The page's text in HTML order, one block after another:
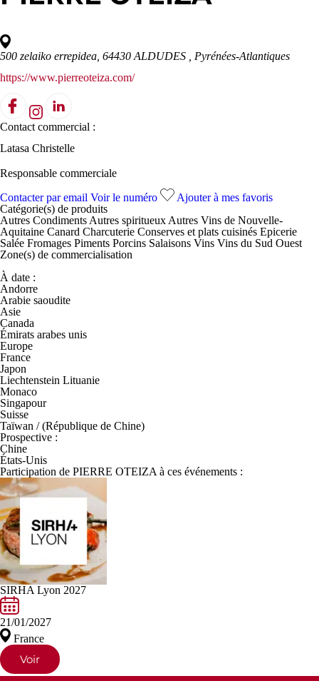
500 zelaiko errepidea, 64430 ALDUDES
, Pyrénées-Atlantiques
https://www.pierreoteiza.com/
Contact commercial :
Latasa Christelle
Responsable commerciale
Contacter par email Voir le numéro
Ajouter à mes favoris
Catégorie(s) de produits
Autres Condiments Autres spiritueux Autres Vins de Nouvelle-
Aquitaine Canard Charcuterie Conserves et plats cuisinés Epicerie
Salée Fromages Piments Porcins Salaisons Vins Vins du Sud Ouest
Zone(s) de commercialisation
À date :
Andorre
Arabie saoudite
Asie
Canada
Émirats arabes unis
Europe
France
Japon
Liechtenstein Lituanie
Monaco
Singapour
Suisse
Taïwan / (République de Chine)
Prospective :
Chine
États-Unis
Participation de PIERRE OTEIZA à ces événements :
SIRHA Lyon 2027
21/01/2027
France
Voir